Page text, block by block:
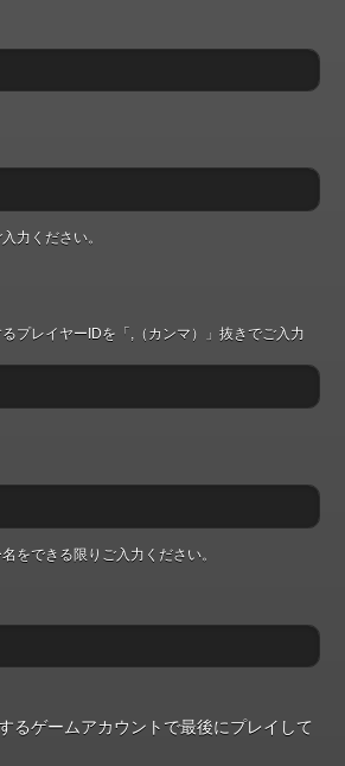
力ください。
プレイヤーIDを「,（カンマ）」抜きでご入力
をできる限りご入力ください。
るゲームアカウントで最後にプレイして